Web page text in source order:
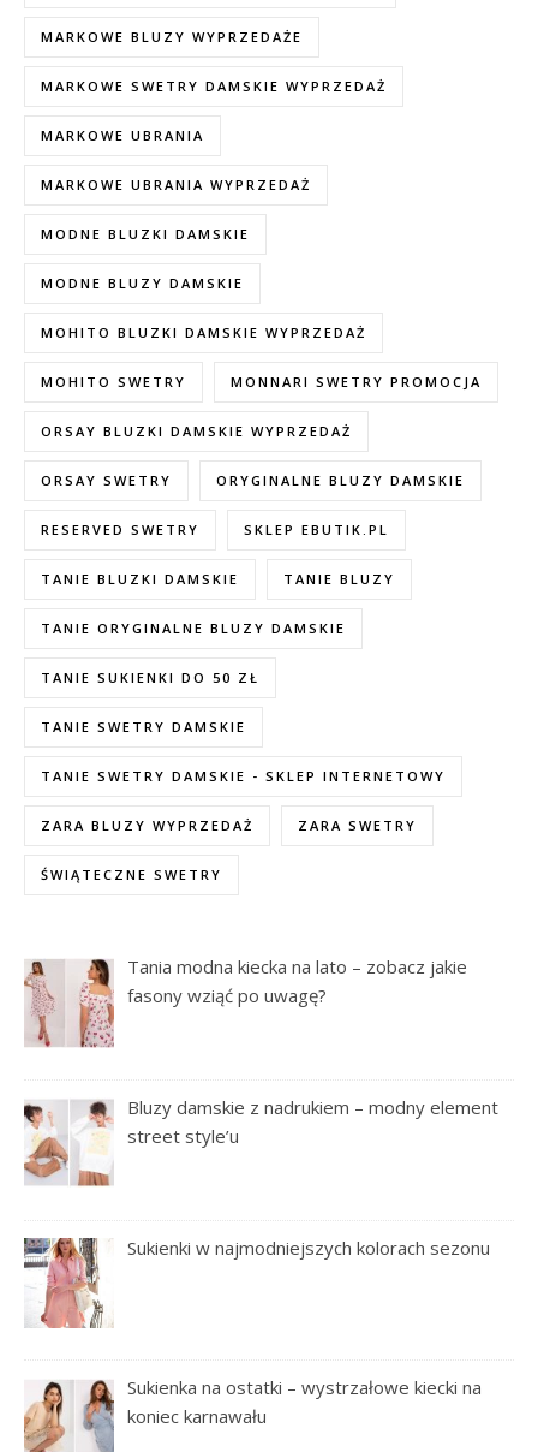
MARKOWE BLUZY WYPRZEDAŻE
MARKOWE SWETRY DAMSKIE WYPRZEDAŻ
MARKOWE UBRANIA
MARKOWE UBRANIA WYPRZEDAŻ
MODNE BLUZKI DAMSKIE
MODNE BLUZY DAMSKIE
MOHITO BLUZKI DAMSKIE WYPRZEDAŻ
MOHITO SWETRY MONNARI SWETRY PROMOCJA
ORSAY BLUZKI DAMSKIE WYPRZEDAŻ
ORSAY SWETRY ORYGINALNE BLUZY DAMSKIE
RESERVED SWETRY SKLEP EBUTIK.PL
TANIE BLUZKI DAMSKIE TANIE BLUZY
TANIE ORYGINALNE BLUZY DAMSKIE
TANIE SUKIENKI DO 50 ZŁ
TANIE SWETRY DAMSKIE
TANIE SWETRY DAMSKIE - SKLEP INTERNETOWY
ZARA BLUZY WYPRZEDAŻ ZARA SWETRY
ŚWIĄTECZNE SWETRY
Tania modna kiecka na lato – zobacz jakie
fasony wziąć po uwagę?
Bluzy damskie z nadrukiem – modny element
street style’u
Sukienki w najmodniejszych kolorach sezonu
Sukienka na ostatki – wystrzałowe kiecki na
koniec karnawału